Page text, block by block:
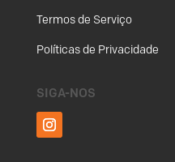
Termos de Serviço
Políticas de Privacidade
SIGA-NOS